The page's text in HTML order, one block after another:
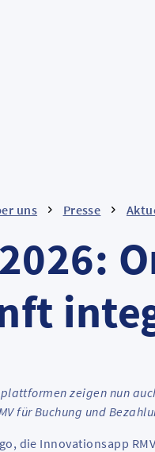
uns Presse
zeigen nun
für Buchung und
die Innovationsapp